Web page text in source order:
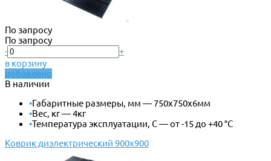
По запросу
По запросу
-
+
в корзину
добавлено
В наличии
•Габаритные размеры, мм — 750х750х6мм
•Вес, кг — 4кг
•Температура эксплуатации, С — от -15 до +40 °С
Коврик диэлектрический 900х900